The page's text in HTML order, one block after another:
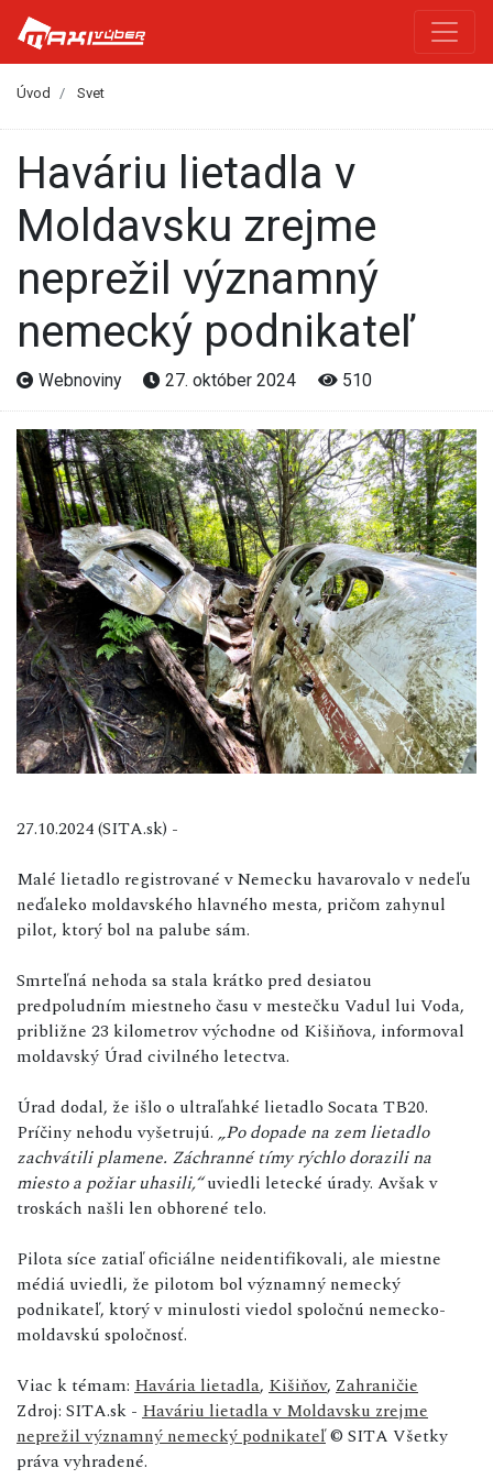
Úvod Svet
Haváriu lietadla v
Moldavsku zrejme
neprežil významný
nemecký podnikateľ
Webnoviny 27. október 2024 510
27.10.2024 (SITA.sk) -
Malé lietadlo registrované v Nemecku havarovalo v nedeľu
neďaleko moldavského hlavného mesta, pričom zahynul
pilot, ktorý bol na palube sám.
Smrteľná nehoda sa stala krátko pred desiatou
predpoludním miestneho času v mestečku Vadul lui Voda,
približne 23 kilometrov východne od Kišiňova, informoval
moldavský Úrad civilného letectva.
Úrad dodal, že išlo o ultraľahké lietadlo Socata TB20.
Príčiny nehodu vyšetrujú. „Po dopade na zem lietadlo
zachvátili plamene. Záchranné tímy rýchlo dorazili na
miesto a požiar uhasili,“uviedli letecké úrady. Avšak v
troskách našli len obhorené telo.
Pilota síce zatiaľ oficiálne neidentifikovali, ale miestne
médiá uviedli, že pilotom bol významný nemecký
podnikateľ, ktorý v minulosti viedol spoločnú nemecko-
moldavskú spoločnosť.
Viac k témam: Havária lietadla, Kišiňov, Zahraničie
Zdroj: SITA.sk - Haváriu lietadla v Moldavsku zrejme
neprežil významný nemecký podnikateľ© SITA Všetky
práva vyhradené.